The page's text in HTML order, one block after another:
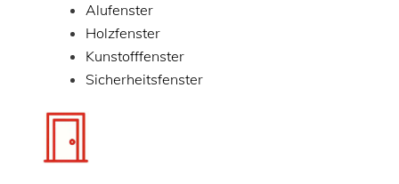
Alufenster
Holzfenster
Kunstofffenster
Sicherheitsfenster